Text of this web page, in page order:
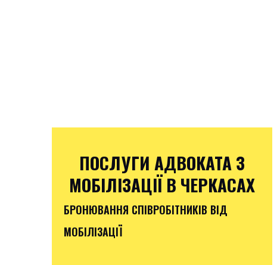
ПОСЛУГИ АДВОКАТА З
МОБІЛІЗАЦІЇ В ЧЕРКАСАХ
БРОНЮВАННЯ СПІВРОБІТНИКІВ ВІД
МОБІЛІЗАЦІЇ